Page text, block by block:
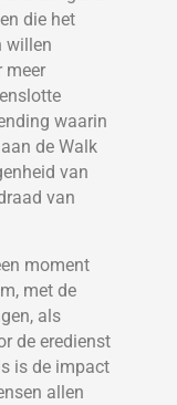
die het
willen
meer
waarin
de Walk
van
van
moment
met de
als
de eredienst
is de impact
allen